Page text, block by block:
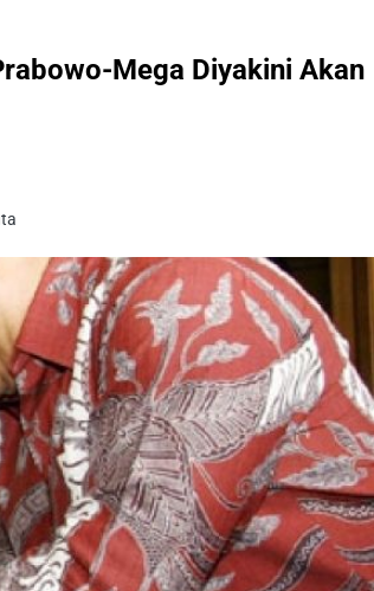
Mega Diyakini Akan